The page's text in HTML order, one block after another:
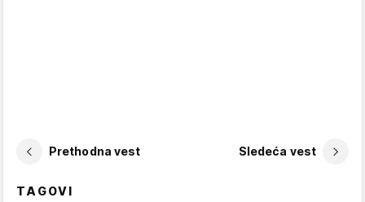
Prethodna vest Sledeća vest
TAGOVI